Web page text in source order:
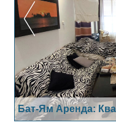
Бат-Ям Аренда: